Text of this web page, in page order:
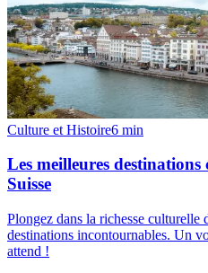
Culture et Histoire6 min
Les meilleures
Suisse
Plongez dans la richesse culturelle
destinations incontournables. Un
attend !